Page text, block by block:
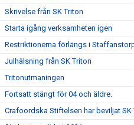
Skrivelse från SK Triton
Starta igång verksamheten igen
Restriktionerna förlängs i
Julhälsning från SK Triton
Tritonutmaningen
Fortsatt stängt för 04 och äldre.
Crafoordska Stiftelsen har beviljat